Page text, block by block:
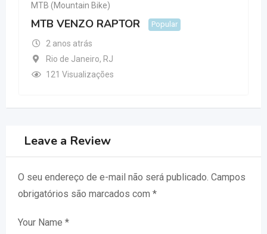
MTB (Mountain Bike)
MTB VENZO RAPTOR Popular
2 anos atrás
Rio de Janeiro, RJ
121 Visualizações
Leave a Review
O seu endereço de e-mail não será publicado. Campos
obrigatórios são marcados com *
Your Name *